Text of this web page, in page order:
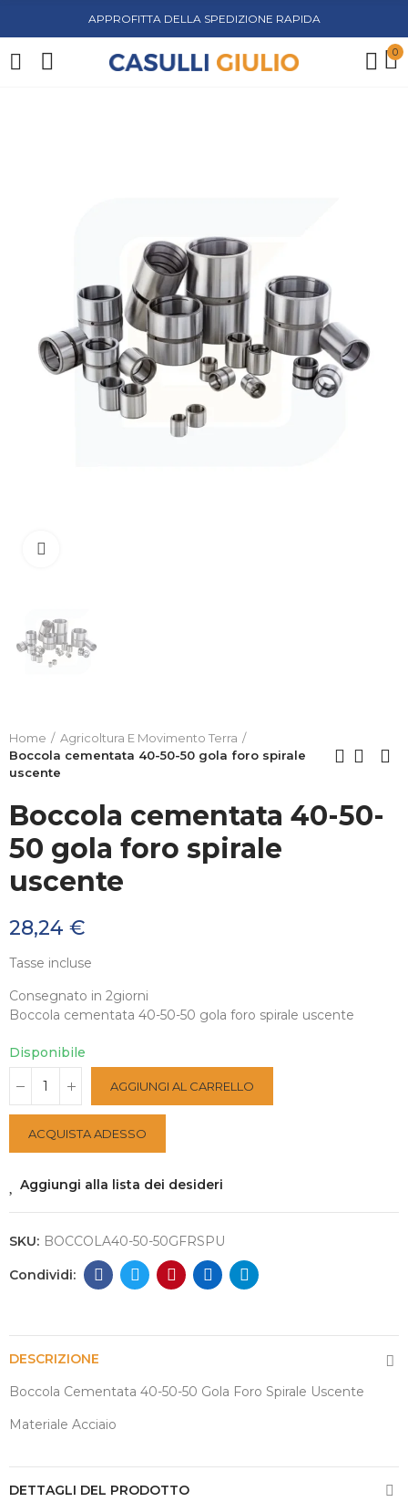
APPROFITTA DELLA SPEDIZIONE RAPIDA
0
Home
Agricoltura E Movimento Terra
Boccola cementata 40-50-50 gola foro spirale
uscente
Boccola cementata 40-50-
50 gola foro spirale
uscente
28,24 €
Tasse incluse
Consegnato in 2giorni
Boccola cementata 40-50-50 gola foro spirale uscente
Disponibile
AGGIUNGI AL CARRELLO
ACQUISTA ADESSO
Aggiungi alla lista dei desideri
SKU: BOCCOLA40-50-50GFRSPU
DESCRIZIONE
Boccola Cementata 40-50-50 Gola Foro Spirale Uscente
Materiale Acciaio
DETTAGLI DEL PRODOTTO